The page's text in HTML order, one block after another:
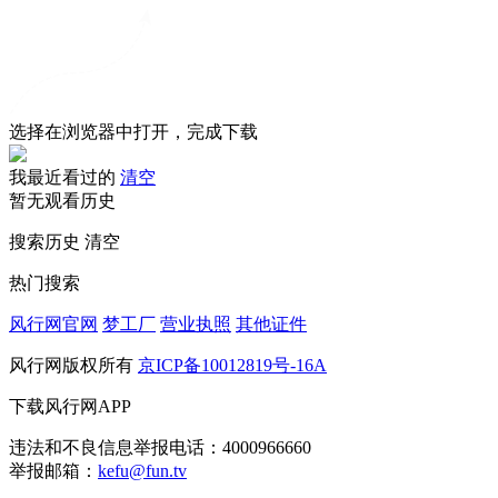
选择在浏览器中打开，完成下载
我最近看过的 清空
暂无观看历史
搜索历史 清空
热门搜索
风行网官网 梦工厂 营业执照 其他证件
风行网版权所有 京ICP备10012819号-16A
下载风行网APP
违法和不良信息举报电话：4000966660
举报邮箱： kefu@fun.tv